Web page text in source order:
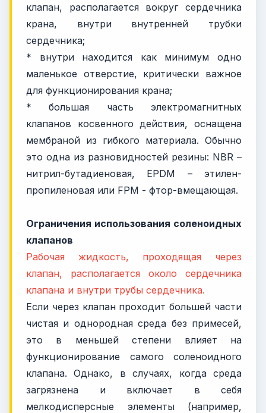
клапан, располагается вокруг сердечника
крана, внутри внутренней трубки
сердечника;
* внутри находится как минимум одно
маленькое отверстие, критически важное
для функционирования крана;
* большая часть электромагнитных
клапанов косвенного действия, оснащена
мембраной из гибкого материала. Обычно
это одна из разновидностей резины: NBR –
нитрил-бутадиеновая, EPDM – этилен-
пропиленовая или FPM - фтор-вмещающая.
Ограничения использования соленоидных
клапанов
Рабочая жидкость, проходящая через
клапан, располагается около сердечника
клапана и внутри трубы сердечника.
Если через клапан проходит большей части
чистая и однородная среда без примесей,
это в меньшей степени влияет на
функционирование самого соленоидного
клапана. Однако, в случаях, когда среда
загрязнена и включает в себя
мелкодисперсные элементы (например,